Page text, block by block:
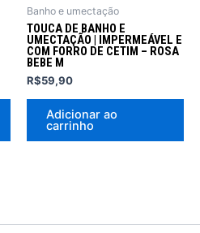
Banho e umectação
TOUCA DE BANHO E
UMECTAÇÃO | IMPERMEÁVEL E
COM FORRO DE CETIM – ROSA
BEBE M
R$59,90
Adicionar ao
carrinho